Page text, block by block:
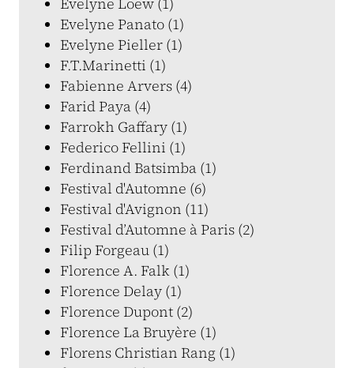
Evelyne Panato (1)
Evelyne Pieller (1)
F.T.Marinetti (1)
Fabienne Arvers (4)
Farid Paya (4)
Farrokh Gaffary (1)
Federico Fellini (1)
Ferdinand Batsimba (1)
Festival d'Automne (6)
Festival d'Avignon (11)
Festival d’Automne à Paris (2)
Filip Forgeau (1)
Florence A. Falk (1)
Florence Delay (1)
Florence Dupont (2)
Florence La Bruyère (1)
Florens Christian Rang (1)